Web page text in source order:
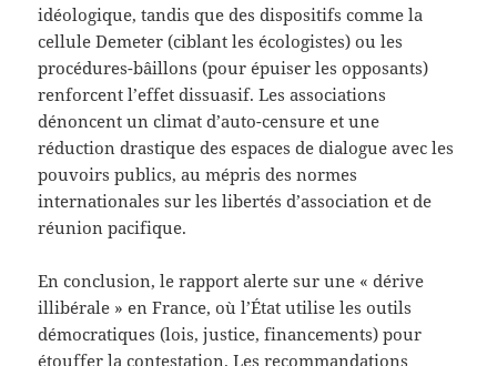
idéologique, tandis que des dispositifs comme la
cellule Demeter (ciblant les écologistes) ou les
procédures-bâillons (pour épuiser les opposants)
renforcent l’effet dissuasif. Les associations
dénoncent un climat d’auto-censure et une
réduction drastique des espaces de dialogue avec les
pouvoirs publics, au mépris des normes
internationales sur les libertés d’association et de
réunion pacifique.
En conclusion, le rapport alerte sur une « dérive
illibérale » en France, où l’État utilise les outils
démocratiques (lois, justice, financements) pour
étouffer la contestation. Les recommandations